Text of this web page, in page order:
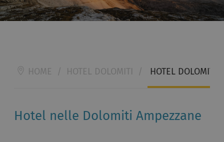
HOME / HOTEL DOLOMITI / HOTEL DOLOMITI
Hotel nelle Dolomiti Ampezzane